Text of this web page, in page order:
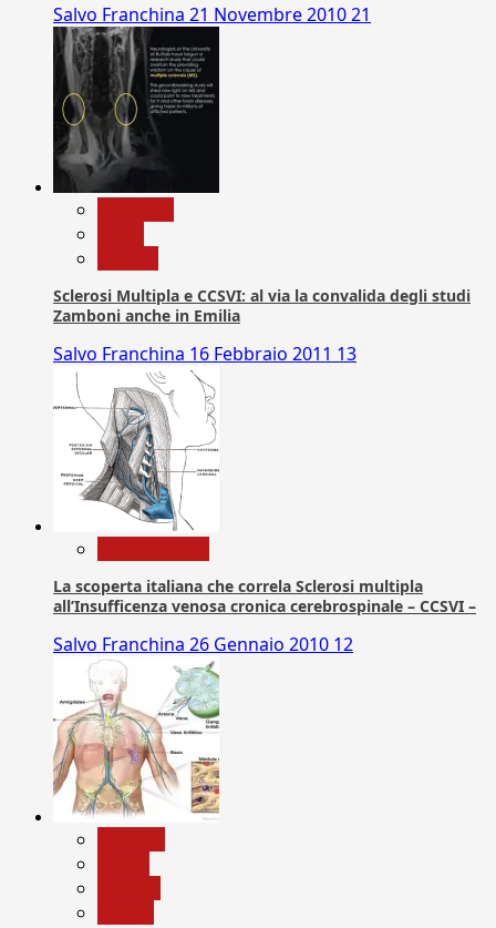
Salvo Franchina 21 Novembre 201021
Sclerosi Multipla e CCSVI: al via la convalida degli studi
Zamboni anche in Emilia
Salvo Franchina 16 Febbraio 2011 13
La scoperta italiana che correla Sclerosi multipla
all’Insufficenza venosa cronica cerebrospinale – CCSVI –
Salvo Franchina 26 Gennaio 2010 12